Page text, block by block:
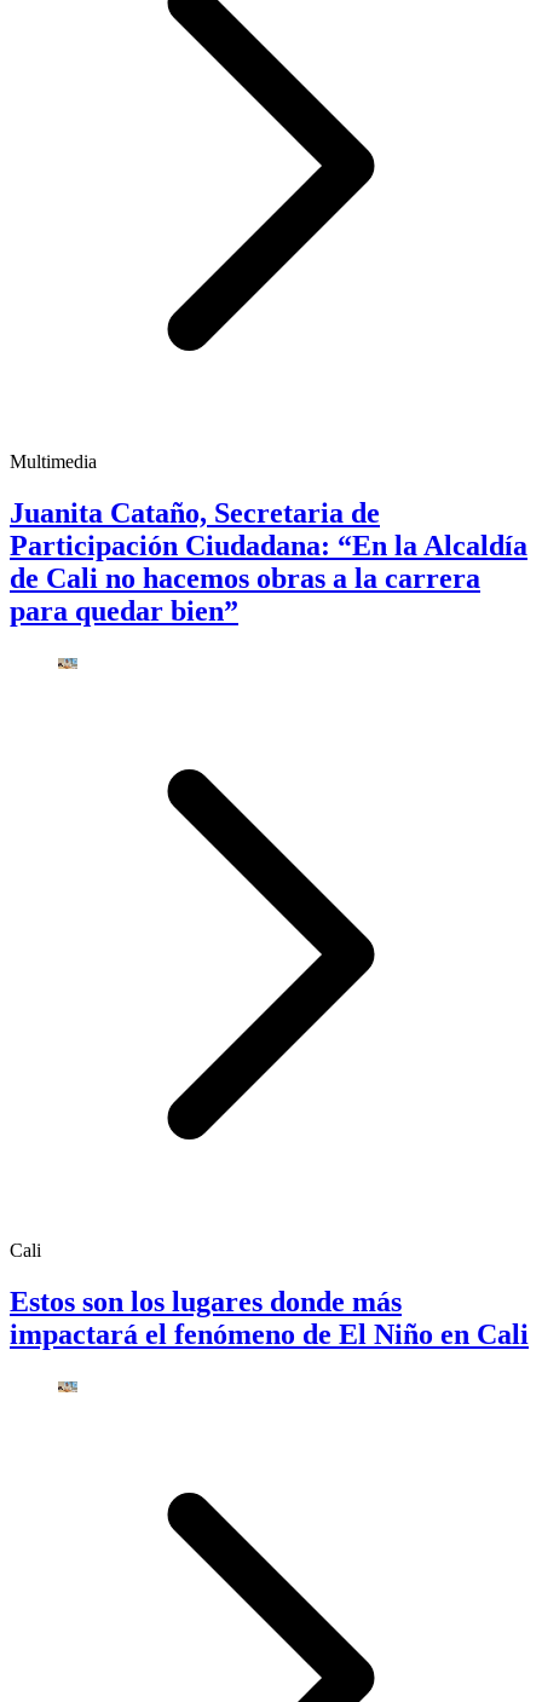
Multimedia
Juanita Cataño, Secretaria de
Participación Ciudadana: “En la Alcaldía
de Cali no hacemos obras a la carrera
para quedar bien”
Cali
Estos son los lugares donde más
impactará el fenómeno de El Niño en Cali